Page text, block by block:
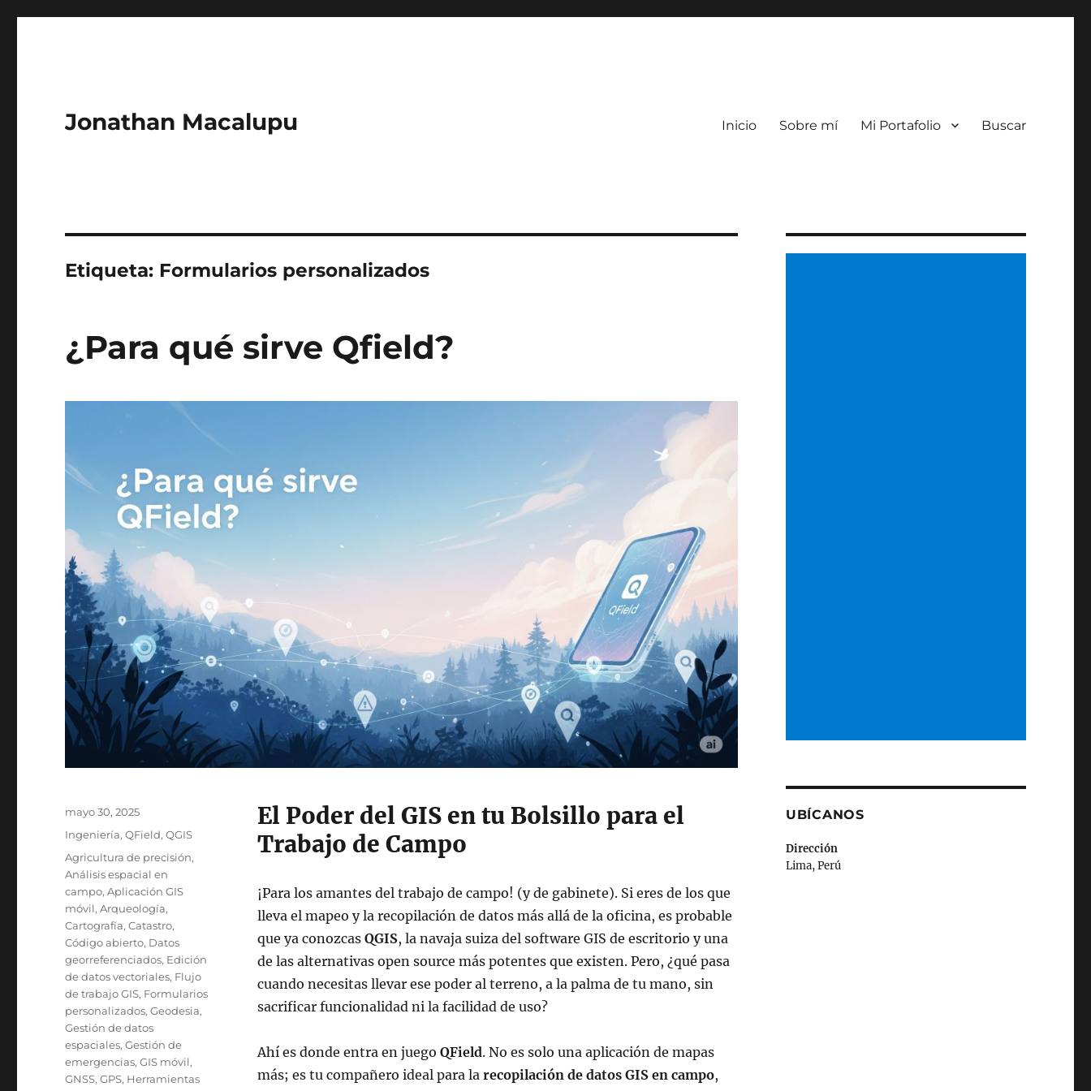
Jonathan Macalupu Inicio Sobre mí Mi Portafolio Buscar
Etiqueta: Formularios personalizados
¿Para qué sirve Qfield?
El Poder del GIS en tu Bolsillo para el
Trabajo de Campo
¡Para los amantes del trabajo de campo! (y de gabinete). Si eres de los que
lleva el mapeo y la recopilación de datos más allá de la oficina, es probable
que ya conozcas QGIS, la navaja suiza del software GIS de escritorio y una
de las alternativas open source más potentes que existen. Pero, ¿qué pasa
cuando necesitas llevar ese poder al terreno, a la palma de tu mano, sin
sacrificar funcionalidad ni la facilidad de uso?
Ahí es donde entra en juego QField. No es solo una aplicación de mapas
más; es tu compañero ideal para la recopilación de datos GIS en campo,
Publicado
el
mayo 30, 2025
Categorías
Ingeniería,QField,QGIS
Etiquetas
Agricultura de precisión,
Análisis espacial en
campo,Aplicación GIS
móvil,Arqueología,
Cartografía,Catastro,
Código abierto, Datos
georreferenciados, Edición
de datos vectoriales, Flujo
de trabajo GIS, Formularios
personalizados,Geodesia,
Gestión de datos
espaciales,Gestión de
emergencias,GIS móvil,
GNSS,GPS, Herramientas
UBÍCANOS
Dirección
Lima, Perú